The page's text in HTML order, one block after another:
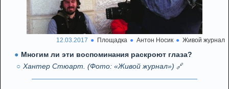
12.03.2017 Площадка Антон Носик Живой журнал
Многим ли эти воспоминания раскроют глаза?
Хантер Стюарт. (Фото: «Живой журнал») 🔗